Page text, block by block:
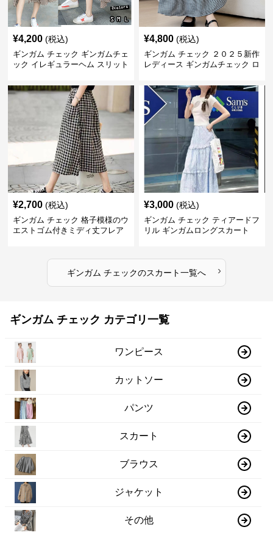
¥4,200 (税込)
ギンガム チェック ギンガムチェ
ック イレギュラーヘム スリット
¥4,800 (税込)
ギンガム チェック ２０２５新作
レディース ギンガムチェック ロ
¥2,700 (税込)
ギンガム チェック 格子模様のウ
エストゴム付きミディ丈フレア
¥3,000 (税込)
ギンガム チェック ティアードフ
リル ギンガムロングスカート
ギンガム チェックのスカート一覧へ ›
ギンガム チェック カテゴリ一覧
ワンピース
カットソー
パンツ
スカート
ブラウス
ジャケット
その他